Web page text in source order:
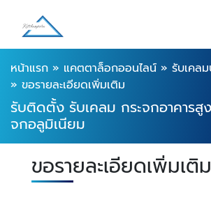
หน้าแรก » แคตตาล็อกออนไลน์ » รับเคล
» ขอรายละเอียดเพิ่มเติม
รับติดตั้ง รับเคลม กระจกอาคารสู
จกอลูมิเนียม
ขอรายละเอียดเพิ่มเติม